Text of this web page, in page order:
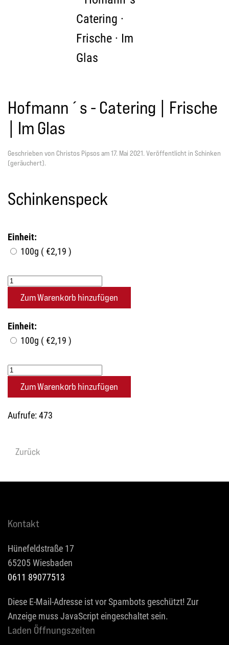
Zum Hauptinhalt springen
Hofmann´s - Catering | Frische
| Im Glas
Geschrieben von Christos Pipsos am17. Mai 2021. Veröffentlicht in Schinken
(geräuchert).
Schinkenspeck
Einheit:
100g ( €2,19 )
Einheit:
100g ( €2,19 )
Aufrufe: 473
Zurück
Kontakt
Hünefeldstraße 17
65205 Wiesbaden
0611 89077513
Diese E-Mail-Adresse ist vor Spambots geschützt! Zur
Anzeige muss JavaScript eingeschaltet sein.
Laden Öffnungszeiten